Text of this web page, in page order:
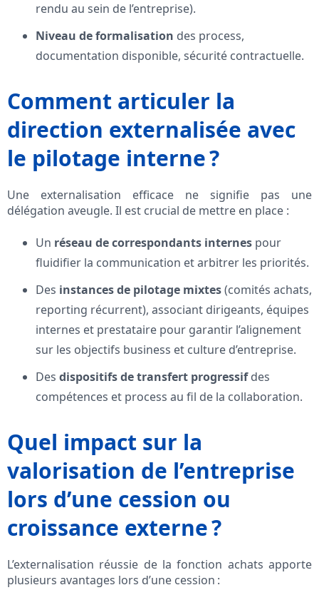
rendu au sein de l’entreprise).
Niveau de formalisation des process,
documentation disponible, sécurité contractuelle.
Comment articuler la
direction externalisée avec
le pilotage interne ?
Une externalisation efficace ne signifie pas une
délégation aveugle. Il est crucial de mettre en place :
Un réseau de correspondants internes pour
fluidifier la communication et arbitrer les priorités.
Des instances de pilotage mixtes(comités achats,
reporting récurrent), associant dirigeants, équipes
internes et prestataire pour garantir l’alignement
sur les objectifs business et culture d’entreprise.
Des dispositifs de transfert progressifdes
compétences et process au fil de la collaboration.
Quel impact sur la
valorisation de l’entreprise
lors d’une cession ou
croissance externe ?
L’externalisation réussie de la fonction achats apporte
plusieurs avantages lors d’une cession :